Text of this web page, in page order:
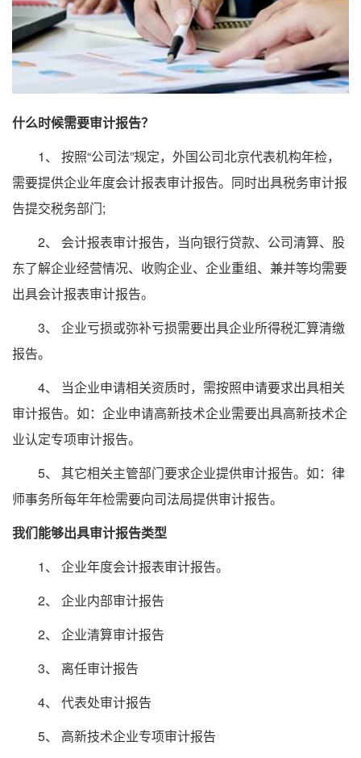
什么时候需要审计报告？
1、 按照“公司法”规定，外国公司北京代表机构年检，
需要提供企业年度会计报表审计报告。同时出具税务审计报
告提交税务部门;
2、 会计报表审计报告，当向银行贷款、公司清算、股
东了解企业经营情况、收购企业、企业重组、兼并等均需要
出具会计报表审计报告。
3、 企业亏损或弥补亏损需要出具企业所得税汇算清缴
报告。
4、 当企业申请相关资质时，需按照申请要求出具相关
审计报告。如：企业申请高新技术企业需要出具高新技术企
业认定专项审计报告。
5、 其它相关主管部门要求企业提供审计报告。如：律
师事务所每年年检需要向司法局提供审计报告。
我们能够出具审计报告类型
1、 企业年度会计报表审计报告。
2、 企业内部审计报告
2、 企业清算审计报告
3、 离任审计报告
4、 代表处审计报告
5、 高新技术企业专项审计报告